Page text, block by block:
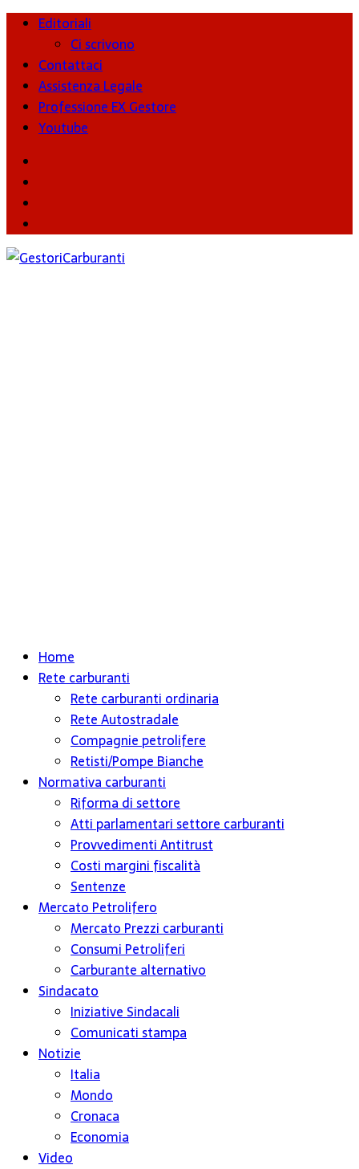
Editoriali
Ci scrivono
Contattaci
Assistenza Legale
Professione EX Gestore
Youtube
Home
Rete carburanti
Rete carburanti ordinaria
Rete Autostradale
Compagnie petrolifere
Retisti/Pompe Bianche
Normativa carburanti
Riforma di settore
Atti parlamentari settore carburanti
Provvedimenti Antitrust
Costi margini fiscalità
Sentenze
Mercato Petrolifero
Mercato Prezzi carburanti
Consumi Petroliferi
Carburante alternativo
Sindacato
Iniziative Sindacali
Comunicati stampa
Notizie
Italia
Mondo
Cronaca
Economia
Video